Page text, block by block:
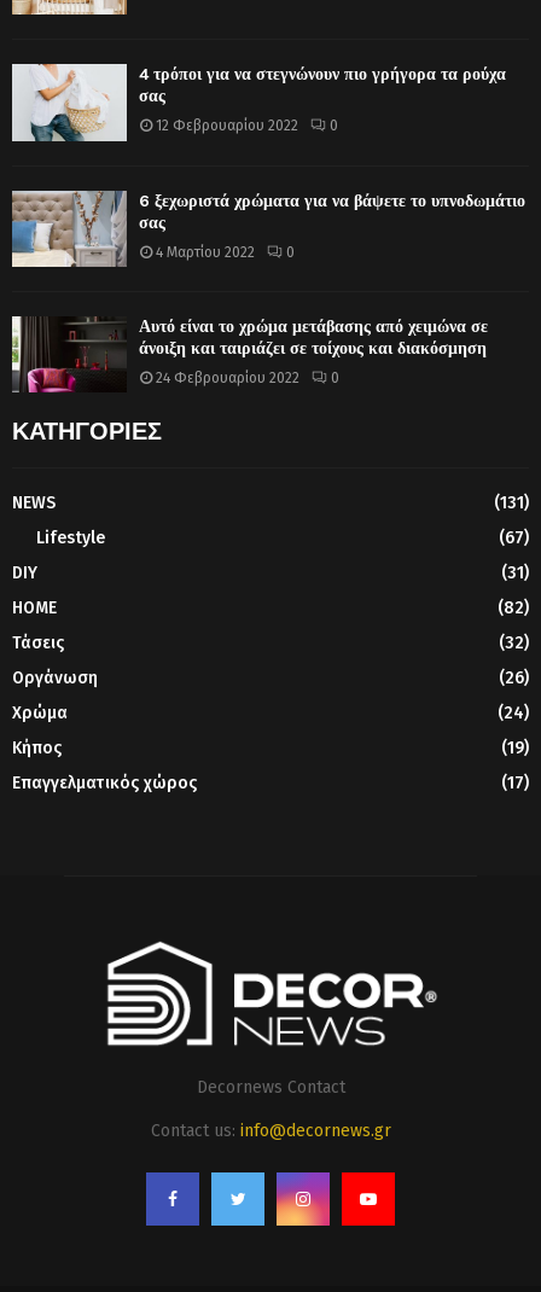
4 τρόποι για να στεγνώνουν πιο γρήγορα τα ρούχα
σας
12 Φεβρουαρίου 2022 0
6 ξεχωριστά χρώματα για να βάψετε το υπνοδωμάτιο
σας
4 Μαρτίου 2022 0
Αυτό είναι το χρώμα μετάβασης από χειμώνα σε
άνοιξη και ταιριάζει σε τοίχους και διακόσμηση
24 Φεβρουαρίου 2022 0
ΚΑΤΗΓΟΡΙΕΣ
NEWS
(131)
Lifestyle
(67)
DIY
(31)
HOME
(82)
Τάσεις
(32)
Οργάνωση
(26)
Χρώμα
(24)
Κήπος
(19)
Επαγγελματικός χώρος
(17)
Decornews Contact
Contact us: info@decornews.gr